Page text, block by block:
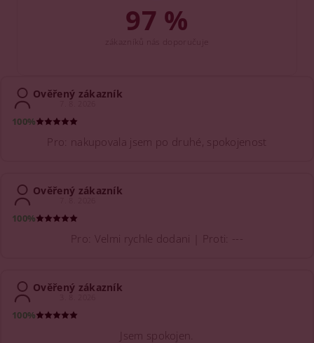
97 %
Ověřený zákazník
100%
Pro: nakupovala jsem po druhé, spokojenost
Ověřený zákazník
100%
Pro: Velmi rychle dodani | Proti: ---
Ověřený zákazník
100%
Jsem spokojen.